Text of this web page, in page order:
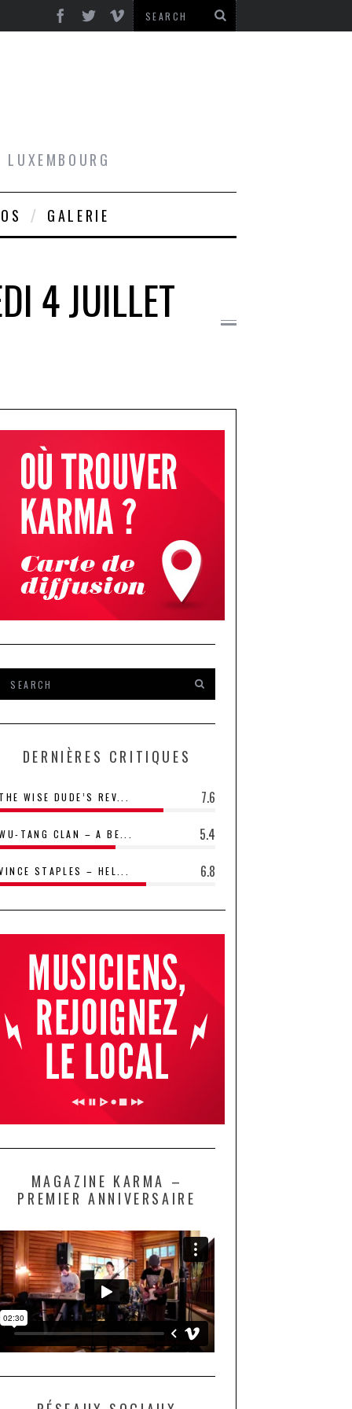
GALERIE
4 JUILLET
DERNIÈRES CRITIQUES
7.6
THE WISE DUDE’S REV...
5.4
TANG CLAN – A BE...
6.8
STAPLES – HEL...
MAGAZINE KARMA –
PREMIER ANNIVERSAIRE